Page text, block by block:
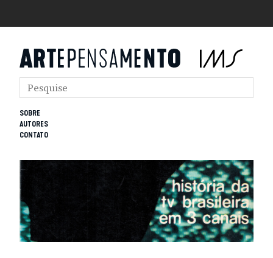
SOBRE
AUTORES
CONTATO